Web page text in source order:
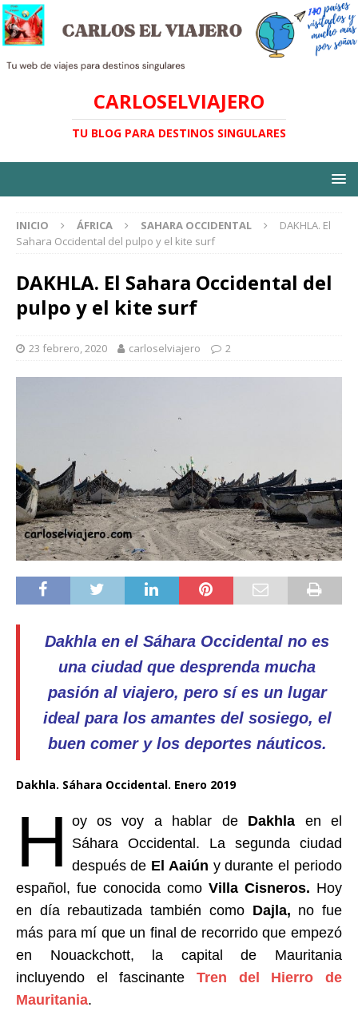
CARLOSELVIAJERO
TU BLOG PARA DESTINOS SINGULARES
INICIO ÁFRICA SAHARA OCCIDENTAL
DAKHLA. El
Sahara Occidental del pulpo y el kite surf
DAKHLA. El Sahara Occidental del
pulpo y el kite surf
23 febrero, 2020 carloselviajero 2
Dakhla en el Sáhara Occidental no es
una ciudad que desprenda mucha
pasión al viajero, pero sí es un lugar
ideal para los amantes del sosiego, el
buen comer y los deportes náuticos.
Dakhla. Sáhara Occidental. Enero 2019
H oy os voy a hablar de Dakhla en el
Sáhara Occidental. La segunda ciudad
después de El Aaiún ydurante el periodo
español, fue conocida como Villa Cisneros. Hoy
en día rebautizada también como Dajla, no fue
más para mí que un final de recorrido que empezó
en Nouackchott, la capital de Mauritania
incluyendo el fascinante Tren del Hierro de
Mauritania.